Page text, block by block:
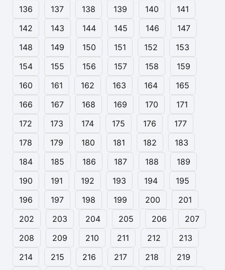
136
137 138 139 140
141
142
143 144 145 146
147
148
149 150 151 152
153
154
155 156 157 158
159
160
161 162 163 164
165
166
167 168 169 170
171
172
173 174 175 176
177
178
179 180 181 182
183
184
185 186 187 188
189
190
191 192 193 194
195
196
197 198 199 200
201
202
203 204 205 206
207
208
209 210 211 212
213
214
215 216 217 218
219